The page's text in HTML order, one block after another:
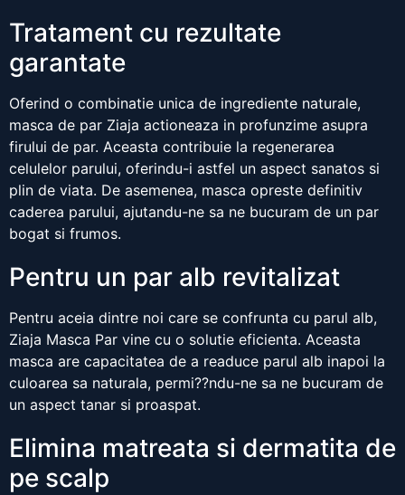
Tratament cu rezultate
garantate
Oferind o combinatie unica de ingrediente naturale,
masca de par Ziaja actioneaza in profunzime asupra
firului de par. Aceasta contribuie la regenerarea
celulelor parului, oferindu-i astfel un aspect sanatos si
plin de viata. De asemenea, masca opreste definitiv
caderea parului, ajutandu-ne sa ne bucuram de un par
bogat si frumos.
Pentru un par alb revitalizat
Pentru aceia dintre noi care se confrunta cu parul alb,
Ziaja Masca Par vine cu o solutie eficienta. Aceasta
masca are capacitatea de a readuce parul alb inapoi la
culoarea sa naturala, permi??ndu-ne sa ne bucuram de
un aspect tanar si proaspat.
Elimina matreata si dermatita de
pe scalp